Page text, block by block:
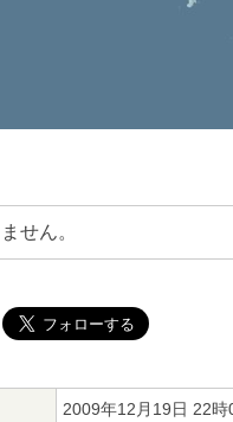
せん。
2009年12月19日 22時